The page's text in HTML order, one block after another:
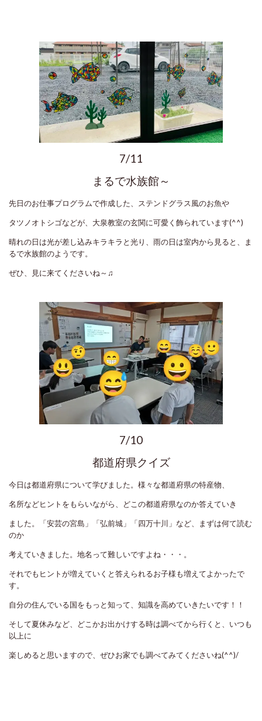
7/11
まるで水族館～
先日のお仕事プログラムで作成した、ステンドグラス風のお魚や
タツノオトシゴなどが、大泉教室の玄関に可愛く飾られています(^^)
晴れの日は光が差し込みキラキラと光り、雨の日は室内から見ると、ま
るで水族館のようです。
ぜひ、見に来てくださいね～♫
7/10
都道府県クイズ
今日は都道府県について学びました。様々な都道府県の特産物、
名所などヒントをもらいながら、どこの都道府県なのか答えていき
ました。「安芸の宮島」「弘前城」「四万十川」など、まずは何て読む
のか
考えていきました。地名って難しいですよね・・・。
それでもヒントが増えていくと答えられるお子様も増えてよかったで
す。
自分の住んでいる国をもっと知って、知識を高めていきたいです！！
そして夏休みなど、どこかお出かけする時は調べてから行くと、いつも
以上に
楽しめると思いますので、ぜひお家でも調べてみてくださいね(^^)/